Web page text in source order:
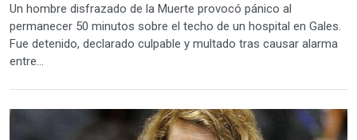
Un hombre disfrazado de la Muerte provocó pánico al
permanecer 50 minutos sobre el techo de un hospital en Gales.
Fue detenido, declarado culpable y multado tras causar alarma
entre...